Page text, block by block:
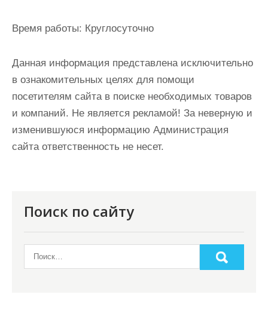
Время работы: Круглосуточно
Данная информация представлена исключительно
в ознакомительных целях для помощи
посетителям сайта в поиске необходимых товаров
и компаний. Не является рекламой! За неверную и
изменившуюся информацию Администрация
сайта ответственность не несет.
Поиск по сайту